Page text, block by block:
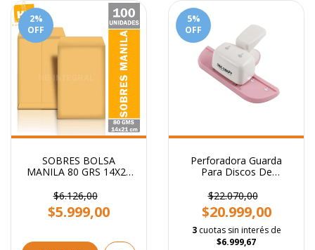
2%
OFF
SOBRES BOLSA
MANILA 80 GRS 14X21
$6.126,00
$5.999,00
5%
OFF
Perforadora Guarda
Para Discos De
$22.070,00
$20.999,00
3 cuotas sin interés de
$6.999,67